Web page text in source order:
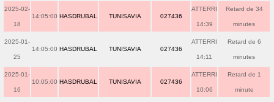
2025-02-
18
14:05:00 HASDRUBAL TUNISAVIA 027436
ATTERRI
14:39
Retard de 34
minutes
2025-01-
25
14:05:00 HASDRUBAL TUNISAVIA 027436
ATTERRI
14:11
Retard de 6
minutes
2025-01-
16
10:05:00 HASDRUBAL TUNISAVIA 027436
ATTERRI
10:06
Retard de 1
minute